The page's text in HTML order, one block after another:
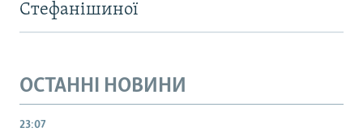
Стефанішиної
ОСТАННІ НОВИНИ
23:07